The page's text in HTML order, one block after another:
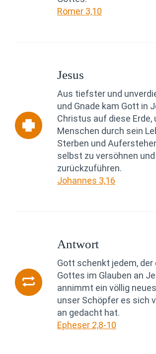
Römer 3,10
Jesus
Aus tiefster und
und Gnade kam Gott in
Christus auf diese Erde,
Menschen durch sein
Sterben und
selbst zu versöhnen
zurückzuführen.
Johannes 3,16
Antwort
Gott schenkt jedem, der
Gottes im Glauben an
annimmt ein völlig
unser Schöpfer es sich
an gedacht hat.
Epheser 2,8-10